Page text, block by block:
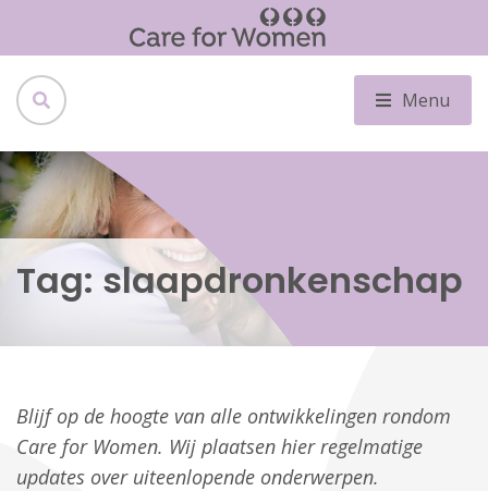
Menu
Tag: slaapdronkenschap
Blijf op de hoogte van alle ontwikkelingen rondom
Care for Women. Wij plaatsen hier regelmatige
updates over uiteenlopende onderwerpen.